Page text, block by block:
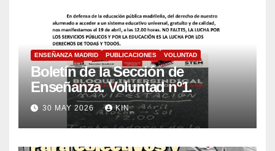
ENSEÑANZA MADRID PUBLICACIONES VOLUNTAD
Boletín de la Sección de
Enseñanza. Voluntad nº1.
30 MAY 2026 KIN_